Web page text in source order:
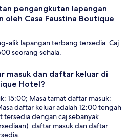
pengangkutan lapangan
Casa Faustina Boutique
alik lapangan terbang tersedia. Caj
seorang sehala.
masuk dan daftar keluar di
Hotel?
15:00; Masa tamat daftar masuk:
daftar keluar adalah 12:00 tengah
tersedia dengan caj sebanyak
daftar masuk dan daftar